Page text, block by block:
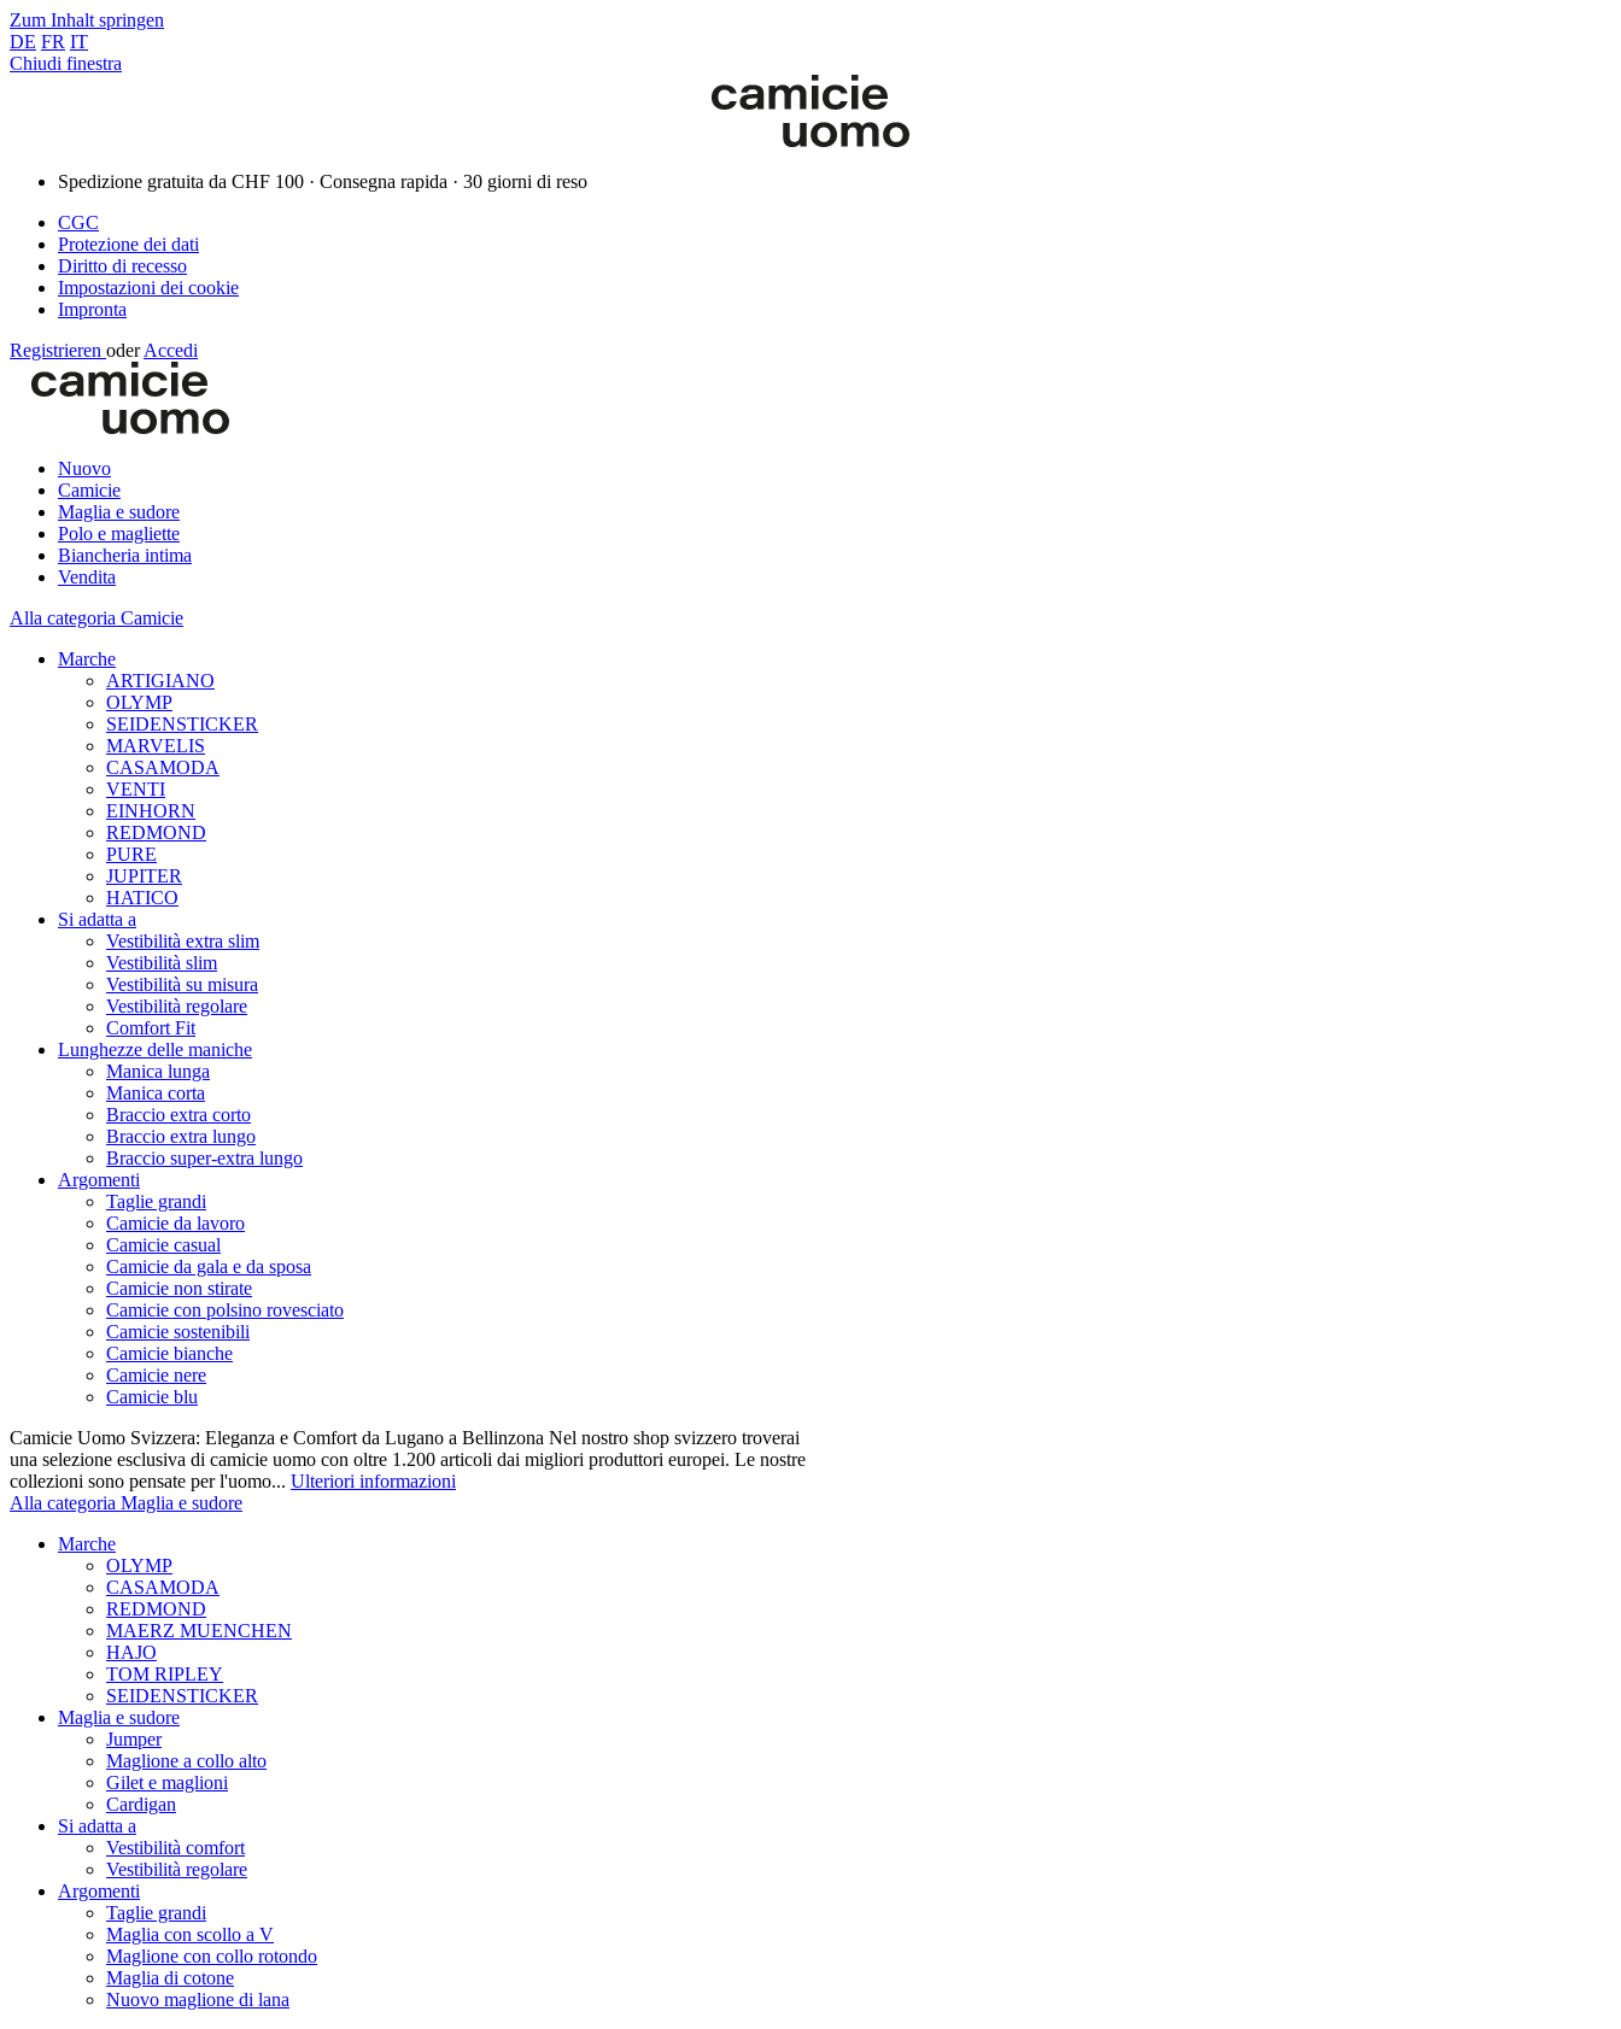
Zum Inhalt springen
DE FR IT
Chiudi finestra
Spedizione gratuita da CHF 100 · Consegna rapida · 30 giorni di reso
CGC
Protezione dei dati
Diritto di recesso
Impostazioni dei cookie
Impronta
Registrieren oder Accedi
Nuovo
Camicie
Maglia e sudore
Polo e magliette
Biancheria intima
Vendita
Alla categoria Camicie
Marche
ARTIGIANO
OLYMP
SEIDENSTICKER
MARVELIS
CASAMODA
VENTI
EINHORN
REDMOND
PURE
JUPITER
HATICO
Si adatta a
Vestibilità extra slim
Vestibilità slim
Vestibilità su misura
Vestibilità regolare
Comfort Fit
Lunghezze delle maniche
Manica lunga
Manica corta
Braccio extra corto
Braccio extra lungo
Braccio super-extra lungo
Argomenti
Taglie grandi
Camicie da lavoro
Camicie casual
Camicie da gala e da sposa
Camicie non stirate
Camicie con polsino rovesciato
Camicie sostenibili
Camicie bianche
Camicie nere
Camicie blu
Camicie Uomo Svizzera: Eleganza e Comfort da Lugano a Bellinzona Nel nostro shop svizzero troverai
una selezione esclusiva di camicie uomo con oltre 1.200 articoli dai migliori produttori europei. Le nostre
collezioni sono pensate per l'uomo... Ulteriori informazioni
Alla categoria Maglia e sudore
Marche
OLYMP
CASAMODA
REDMOND
MAERZ MUENCHEN
HAJO
TOM RIPLEY
SEIDENSTICKER
Maglia e sudore
Jumper
Maglione a collo alto
Gilet e maglioni
Cardigan
Si adatta a
Vestibilità comfort
Vestibilità regolare
Argomenti
Taglie grandi
Maglia con scollo a V
Maglione con collo rotondo
Maglia di cotone
Nuovo maglione di lana